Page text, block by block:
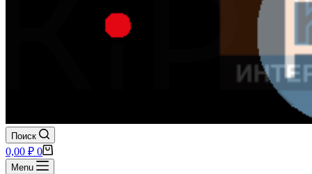
Поиск
Корзина
0,00 ₽ 0
Menu